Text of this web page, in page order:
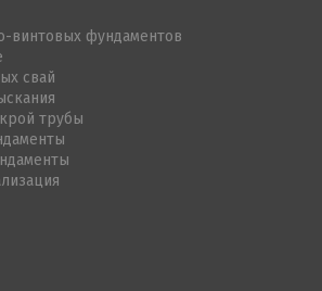
винтовых фундаментов
свай
трубы